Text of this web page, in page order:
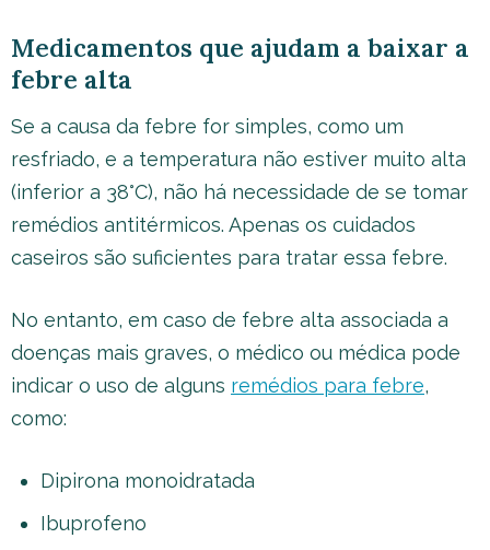
Medicamentos que ajudam a baixar a
febre alta
Se a causa da febre for simples, como um
resfriado, e a temperatura não estiver muito alta
(inferior a 38°C), não há necessidade de se tomar
remédios antitérmicos. Apenas os cuidados
caseiros são suficientes para tratar essa febre.
No entanto, em caso de febre alta associada a
doenças mais graves, o médico ou médica pode
indicar o uso de alguns remédios para febre,
como:
Dipirona monoidratada
Ibuprofeno